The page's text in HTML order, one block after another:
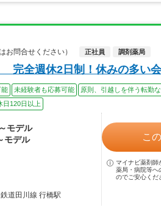
問合せください）
正社員 調剤薬局
完全週休2日制！休みの多い
能 未経験者も応募可能 原則、引越しを伴う転勤な
日120日以上
モデル
モデル
道田川線 行橋駅
こ
マイナビ薬剤師
薬局・病院等へ
のでご安心くだ